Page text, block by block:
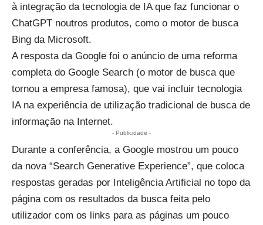
à integração da tecnologia de IA que faz funcionar o
ChatGPT noutros produtos, como o motor de busca
Bing da Microsoft.
A resposta da Google foi o anúncio de uma reforma
completa do Google Search (o motor de busca que
tornou a empresa famosa), que vai incluir tecnologia
IA na experiência de utilização tradicional de busca de
informação na Internet.
- Publicidade -
Durante a conferência, a Google mostrou um pouco
da nova “Search Generative Experience”, que coloca
respostas geradas por Inteligência Artificial no topo da
página com os resultados da busca feita pelo
utilizador com os links para as páginas um pouco